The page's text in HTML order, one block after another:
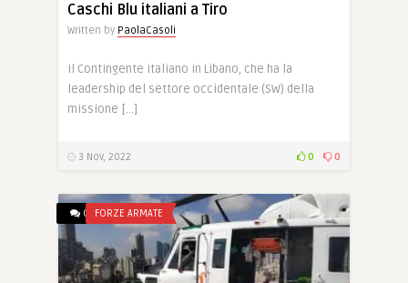
Caschi Blu italiani a Tiro
Written by PaolaCasoli
Il Contingente italiano in Libano, che ha la
leadership del settore occidentale (SW) della
missione […]
3 Nov, 2022 0 0
0 FORZE ARMATE